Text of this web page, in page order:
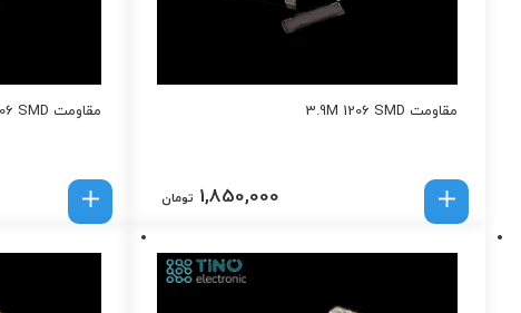
مقاومت 3.9M 1206 SMD
1,850,000 تومان
مقاومت 390Ohm 1206 SMD